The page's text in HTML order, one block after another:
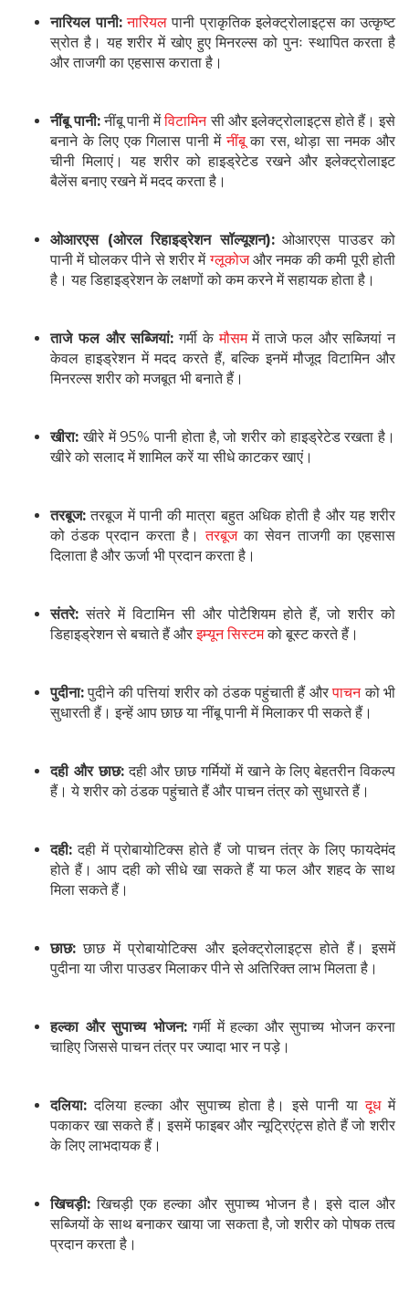
नारियल पानी: नारियल पानी प्राकृतिक इलेक्ट्रोलाइट्स का उत्कृष्ट
स्रोत है। यह शरीर में खोए हुए मिनरल्स को पुनः स्थापित करता है
और ताजगी का एहसास कराता है।
नींबू पानी:नींबू पानी मेंविटामिनसी और इलेक्ट्रोलाइट्स होते हैं। इसे
बनाने के लिए एक गिलास पानी मेंनींबूका रस, थोड़ा सा नमक और
चीनी मिलाएं। यह शरीर को हाइड्रेटेड रखने और इलेक्ट्रोलाइट
बैलेंस बनाए रखने में मदद करता है।
ओआरएस (ओरल रिहाइड्रेशन सॉल्यूशन):ओआरएस पाउडर को
पानी में घोलकर पीने से शरीर मेंग्लूकोजऔर नमक की कमी पूरी होती
है। यह डिहाइड्रेशन के लक्षणों को कम करने में सहायक होता है।
ताजे फल और सब्जियां: गर्मी केमौसममें ताजे फल और सब्जियां न
केवल हाइड्रेशन में मदद करते हैं, बल्कि इनमें मौजूद विटामिन और
मिनरल्स शरीर को मजबूत भी बनाते हैं।
खीरा: खीरे में 95% पानी होता है, जो शरीर को हाइड्रेटेड रखता है।
खीरे को सलाद में शामिल करें या सीधे काटकर खाएं।
तरबूज: तरबूज में पानी की मात्रा बहुत अधिक होती है और यह शरीर
को ठंडक प्रदान करता है।तरबूजका सेवन ताजगी का एहसास
दिलाता है और ऊर्जा भी प्रदान करता है।
संतरे: संतरे में विटामिन सी और पोटैशियम होते हैं, जो शरीर को
डिहाइड्रेशन से बचाते हैं औरइम्यून सिस्टमको बूस्ट करते हैं।
पुदीना:पुदीने की पत्तियां शरीर को ठंडक पहुंचाती हैं औरपाचनको भी
सुधारती हैं। इन्हें आप छाछ या नींबू पानी में मिलाकर पी सकते हैं।
दही और छाछ:दही और छाछ गर्मियों में खाने के लिए बेहतरीन विकल्प
हैं। ये शरीर को ठंडक पहुंचाते हैं और पाचन तंत्र को सुधारते हैं।
दही: दही में प्रोबायोटिक्स होते हैं जो पाचन तंत्र के लिए फायदेमंद
होते हैं। आप दही को सीधे खा सकते हैं या फल और शहद के साथ
मिला सकते हैं।
छाछ: छाछ में प्रोबायोटिक्स और इलेक्ट्रोलाइट्स होते हैं। इसमें
पुदीना या जीरा पाउडर मिलाकर पीने से अतिरिक्त लाभ मिलता है।
हल्का और सुपाच्य भोजन:गर्मी में हल्का और सुपाच्य भोजन करना
चाहिए जिससे पाचन तंत्र पर ज्यादा भार न पड़े।
दलिया: दलिया हल्का और सुपाच्य होता है। इसे पानी यादूधमें
पकाकर खा सकते हैं। इसमें फाइबर और न्यूट्रिएंट्स होते हैं जो शरीर
के लिए लाभदायक हैं।
खिचड़ी: खिचड़ी एक हल्का और सुपाच्य भोजन है। इसे दाल और
सब्जियों के साथ बनाकर खाया जा सकता है, जो शरीर को पोषक तत्व
प्रदान करता है।